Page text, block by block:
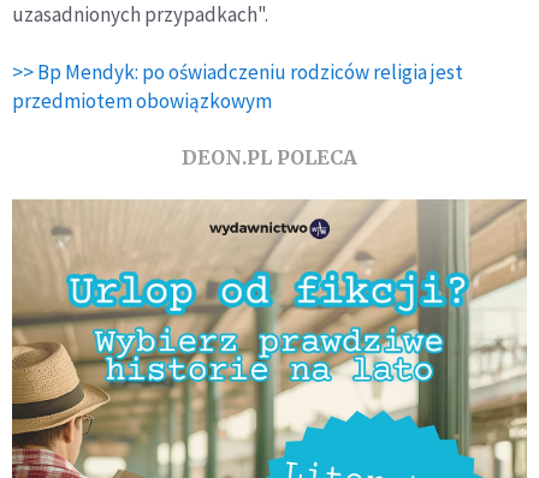
uzasadnionych przypadkach".
>> Bp Mendyk: po oświadczeniu rodziców religia jest
przedmiotem obowiązkowym
DEON.PL POLECA